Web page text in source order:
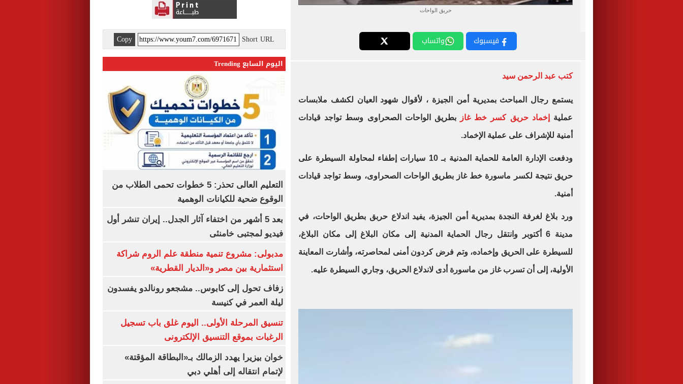
حريق الواحات
فيسبوك واتساب
كتب عبد الرحمن سيد
يستمع رجال المباحث بمديرية أمن الجيزة ، لأقوال شهود العيان لكشف ملابسات
عملية إخماد حريق كسر خط غاز بطريق الواحات الصحراوى وسط تواجد قيادات
أمنية للإشراف على عملية الإخماد.
ودفعت الإدارة العامة للحماية المدنية بـ 10 سيارات إطفاء لمحاولة السيطرة على
حريق نتيجة لكسر ماسورة خط غاز بطريق الواحات الصحراوى، وسط تواجد قيادات
أمنية.
ورد بلاغ لغرفة النجدة بمديرية أمن الجيزة، يفيد اندلاع حربق بطريق الواحات، في
مدينة 6 أكتوبر وانتقل رجال الحماية المدنية إلى مكان البلاغ إلى مكان البلاغ،
للسيطرة على الحريق وإخماده، وتم فرض كردون أمنى لمحاصرته، وأشارت المعاينة
الأولية، إلى أن تسرب غاز من ماسورة أدى لاندلاع الحريق، وجاري السيطرة عليه.
Short URL
Copy
اليوم السابع Trending
التعليم العالى تحذر: 5 خطوات تحمى الطلاب من
الوقوع ضحية للكيانات الوهمية
بعد 5 أشهر من اختفاء آثار الجدل.. إيران تنشر أول
فيديو لمجتبى خامنئى
مدبولى: مشروع تنمية منطقة علم الروم شراكة
استثمارية بين مصر و«الديار القطرية»
زفاف تحول إلى كابوس.. مشجعو رونالدو يفسدون
ليلة العمر في كنيسة
تنسيق المرحلة الأولى.. اليوم غلق باب تسجيل
الرغبات بموقع التنسيق الإلكترونى
خوان بيزيرا يهدد الزمالك بـ«البطاقة المؤقتة»
لإتمام انتقاله إلى أهلي دبي